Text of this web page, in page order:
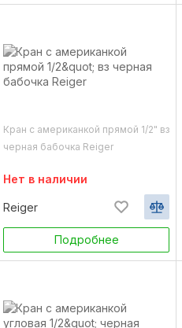
Кран с американкой прямой 1/2" вз
черная бабочка Reiger
Нет в наличии
Reiger
Подробнее